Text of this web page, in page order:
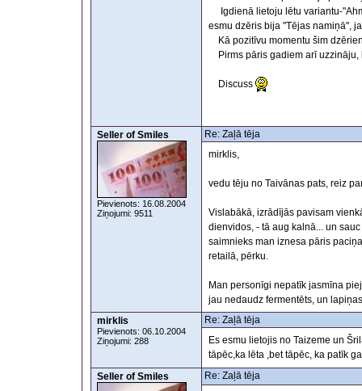
Igdienā lietoju lētu variantu-
esmu dzēris bija "Tējas namiņā",
Kā pozitīvu momentu šim
Pirms pāris gadiem arī uzzināju,
Discuss
Seller of Smiles
Pievienots: 16.08.2004
Ziņojumi: 9511
Re: Zaļā tēja
mirklis,
vedu tēju no Taivānas pats, reiz
Vislabākā, izrādījās pavisam
dienvidos, - tā aug kalnā... un
saimnieks man iznesa pāris
retailā, pērku.
Man personīgi nepatīk jasmīna
jau nedaudz fermentēts, un
mirklis
Pievienots: 06.10.2004
Ziņojumi: 288
Re: Zaļā tēja
Es esmu lietojis no Taizeme un
tāpēc,ka lēta ,bet tāpēc, ka patīk
Seller of Smiles
Re: Zaļā tēja